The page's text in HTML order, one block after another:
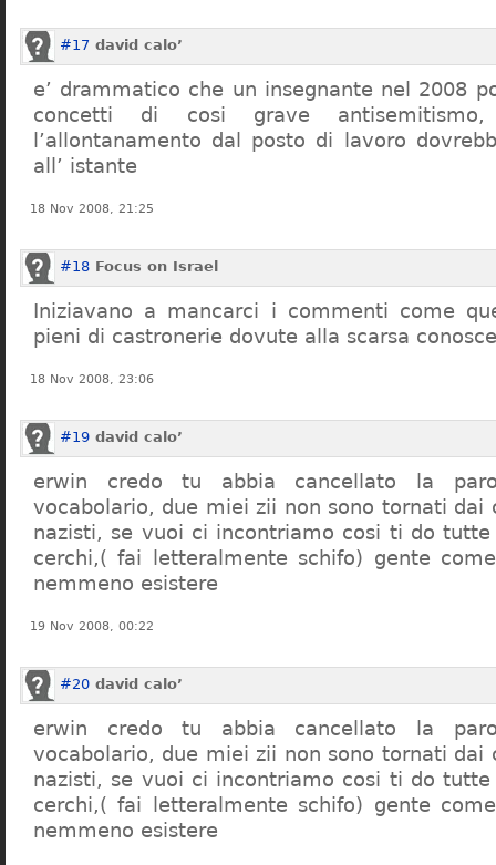
#17 david calo’
e’ drammatico che un insegnante nel 2008
concetti di cosi grave
l’allontanamento dal posto di lavoro
all’ istante
18 Nov 2008, 21:25
#18 Focus on Israel
Iniziavano a mancarci i commenti come
pieni di castronerie dovute alla scarsa
18 Nov 2008, 23:06
#19 david calo’
erwin credo tu abbia cancellato la
vocabolario, due miei zii non sono tornati dai
nazisti, se vuoi ci incontriamo cosi ti do tutte
cerchi,( fai letteralmente schifo) gente
nemmeno esistere
19 Nov 2008, 00:22
#20 david calo’
erwin credo tu abbia cancellato la
vocabolario, due miei zii non sono tornati dai
nazisti, se vuoi ci incontriamo cosi ti do tutte
cerchi,( fai letteralmente schifo) gente
nemmeno esistere